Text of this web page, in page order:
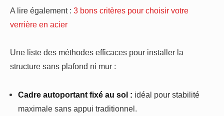
A lire également : 3 bons critères pour choisir votre
verrière en acier
Une liste des méthodes efficaces pour installer la
structure sans plafond ni mur :
Cadre autoportant fixé au sol : idéal pour stabilité
maximale sans appui traditionnel.